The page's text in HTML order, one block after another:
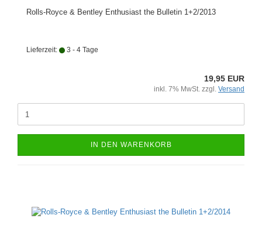
Rolls-Royce & Bentley Enthusiast the Bulletin 1+2/2013
Lieferzeit: 3 - 4 Tage
19,95 EUR
inkl. 7% MwSt. zzgl. Versand
IN DEN WARENKORB